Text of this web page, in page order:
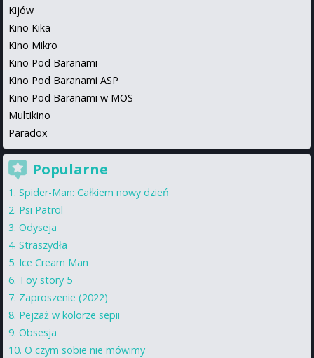
Kijów
Kino Kika
Kino Mikro
Kino Pod Baranami
Kino Pod Baranami ASP
Kino Pod Baranami w MOS
Multikino
Paradox
Popularne
Spider-Man: Całkiem nowy dzień
Psi Patrol
Odyseja
Straszydła
Ice Cream Man
Toy story 5
Zaproszenie (2022)
Pejzaż w kolorze sepii
Obsesja
O czym sobie nie mówimy